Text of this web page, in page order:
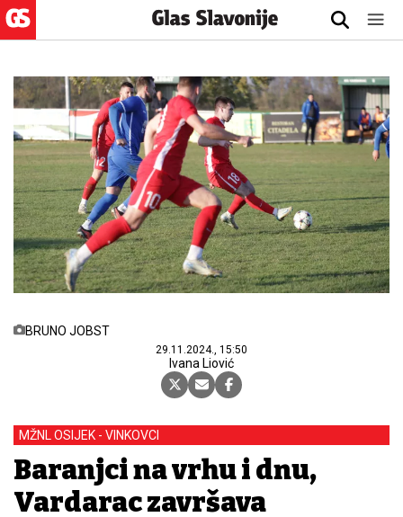
BRUNO JOBST
29.11.2024., 15:50
Ivana Liović
MŽNL OSIJEK - VINKOVCI
Baranjci na vrhu i dnu,
Vardarac završava